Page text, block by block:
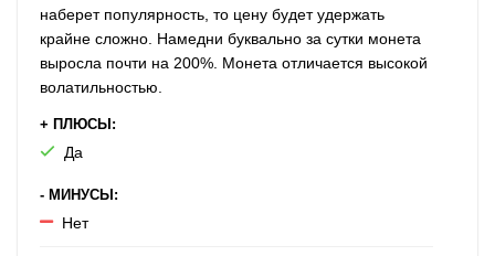
наберет популярность, то цену будет удержать
крайне сложно. Намедни буквально за сутки монета
выросла почти на 200%. Монета отличается высокой
волатильностью.
+ ПЛЮСЫ:
Да
- МИНУСЫ:
Нет